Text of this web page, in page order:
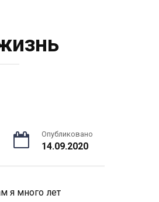
Опубликовано
14.09.2020
я много лет